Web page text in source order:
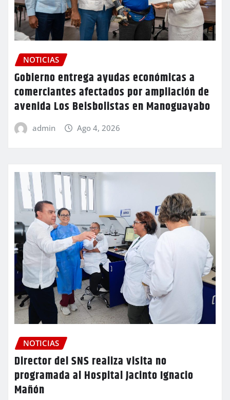
NOTICIAS
Gobierno entrega ayudas económicas a
comerciantes afectados por ampliación de
avenida Los Beisbolistas en Manoguayabo
admin Ago 4, 2026
NOTICIAS
Director del SNS realiza visita no
programada al Hospital Jacinto Ignacio
Mañón